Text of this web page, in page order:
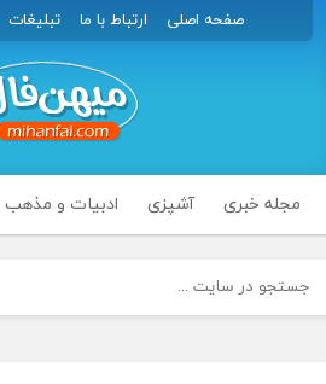
صفحه اصلی ارتباط با ما تبلیغات
مجله خبری آشپزی ادبیات و مذهب